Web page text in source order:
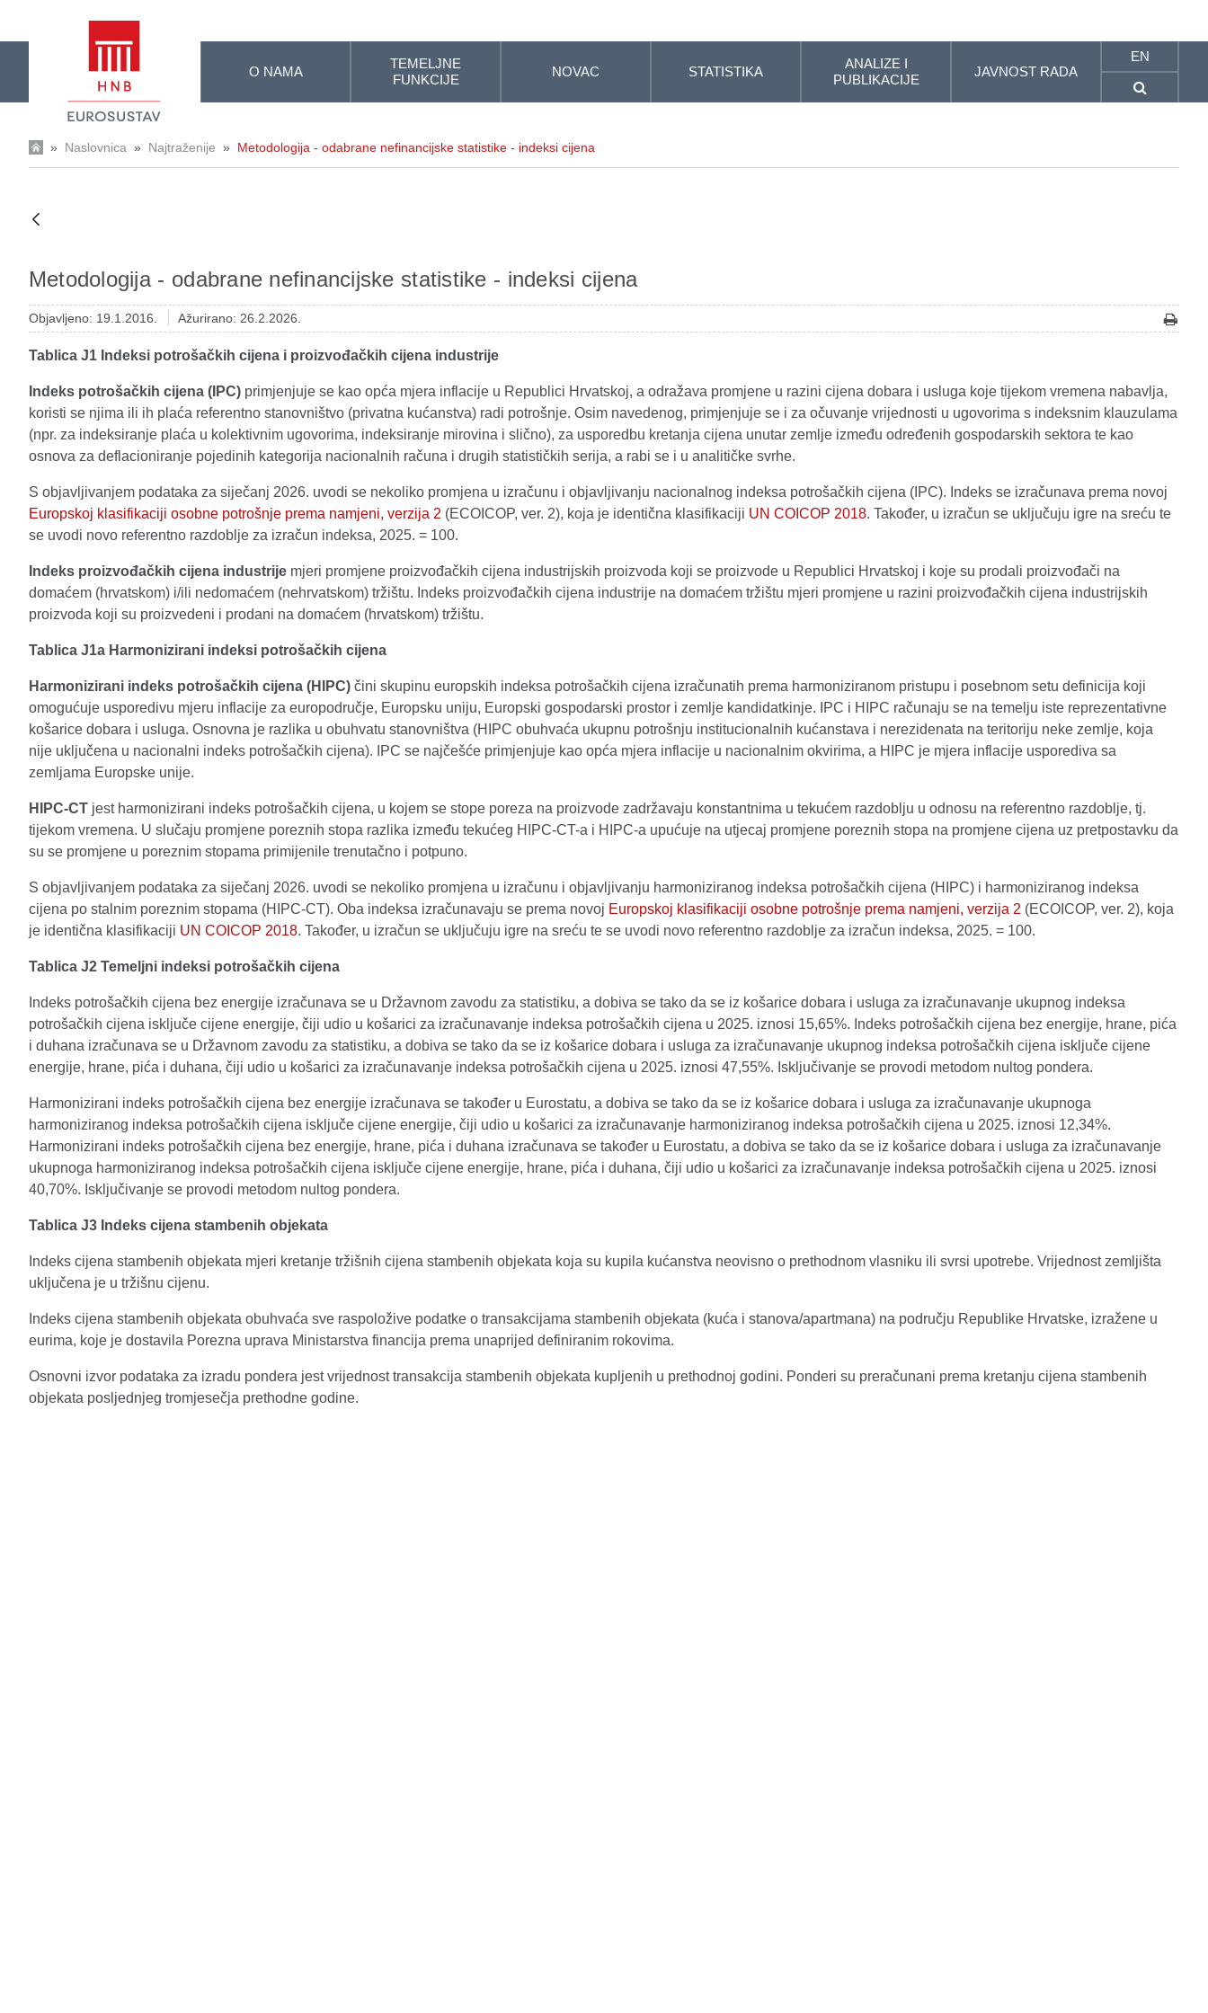
O NAMA
TEMELJNE
FUNKCIJE
NOVAC STATISTIKA
ANALIZE I
PUBLIKACIJE
JAVNOST RADA
EN
» Naslovnica » Najtraženije » Metodologija - odabrane nefinancijske statistike - indeksi cijena
Metodologija - odabrane nefinancijske statistike - indeksi cijena
Objavljeno: 19.1.2016. Ažurirano: 26.2.2026.
Tablica J1 Indeksi potrošačkih cijena i proizvođačkih cijena industrije
Indeks potrošačkih cijena (IPC) primjenjuje se kao opća mjera inflacije u Republici Hrvatskoj, a odražava promjene u razini cijena dobara i usluga koje tijekom vremena nabavlja,
koristi se njima ili ih plaća referentno stanovništvo (privatna kućanstva) radi potrošnje. Osim navedenog, primjenjuje se i za očuvanje vrijednosti u ugovorima s indeksnim klauzulama
(npr. za indeksiranje plaća u kolektivnim ugovorima, indeksiranje mirovina i slično), za usporedbu kretanja cijena unutar zemlje između određenih gospodarskih sektora te kao
osnova za deflacioniranje pojedinih kategorija nacionalnih računa i drugih statističkih serija, a rabi se i u analitičke svrhe.
S objavljivanjem podataka za siječanj 2026. uvodi se nekoliko promjena u izračunu i objavljivanju nacionalnog indeksa potrošačkih cijena (IPC). Indeks se izračunava prema novoj
Europskoj klasifikaciji osobne potrošnje prema namjeni, verzija 2 (ECOICOP, ver. 2), koja je identična klasifikaciji UN COICOP 2018. Također, u izračun se uključuju igre na sreću te
se uvodi novo referentno razdoblje za izračun indeksa, 2025. = 100.
Indeks proizvođačkih cijena industrije mjeri promjene proizvođačkih cijena industrijskih proizvoda koji se proizvode u Republici Hrvatskoj i koje su prodali proizvođači na
domaćem (hrvatskom) i/ili nedomaćem (nehrvatskom) tržištu. Indeks proizvođačkih cijena industrije na domaćem tržištu mjeri promjene u razini proizvođačkih cijena industrijskih
proizvoda koji su proizvedeni i prodani na domaćem (hrvatskom) tržištu.
Tablica J1a Harmonizirani indeksi potrošačkih cijena
Harmonizirani indeks potrošačkih cijena (HIPC) čini skupinu europskih indeksa potrošačkih cijena izračunatih prema harmoniziranom pristupu i posebnom setu definicija koji
omogućuje usporedivu mjeru inflacije za europodručje, Europsku uniju, Europski gospodarski prostor i zemlje kandidatkinje. IPC i HIPC računaju se na temelju iste reprezentativne
košarice dobara i usluga. Osnovna je razlika u obuhvatu stanovništva (HIPC obuhvaća ukupnu potrošnju institucionalnih kućanstava i nerezidenata na teritoriju neke zemlje, koja
nije uključena u nacionalni indeks potrošačkih cijena). IPC se najčešće primjenjuje kao opća mjera inflacije u nacionalnim okvirima, a HIPC je mjera inflacije usporediva sa
zemljama Europske unije.
HIPC-CT jest harmonizirani indeks potrošačkih cijena, u kojem se stope poreza na proizvode zadržavaju konstantnima u tekućem razdoblju u odnosu na referentno razdoblje, tj.
tijekom vremena. U slučaju promjene poreznih stopa razlika između tekućeg HIPC-CT-a i HIPC-a upućuje na utjecaj promjene poreznih stopa na promjene cijena uz pretpostavku da
su se promjene u poreznim stopama primijenile trenutačno i potpuno.
S objavljivanjem podataka za siječanj 2026. uvodi se nekoliko promjena u izračunu i objavljivanju harmoniziranog indeksa potrošačkih cijena (HIPC) i harmoniziranog indeksa
cijena po stalnim poreznim stopama (HIPC-CT). Oba indeksa izračunavaju se prema novoj Europskoj klasifikaciji osobne potrošnje prema namjeni, verzija 2 (ECOICOP, ver. 2), koja
je identična klasifikaciji UN COICOP 2018. Također, u izračun se uključuju igre na sreću te se uvodi novo referentno razdoblje za izračun indeksa, 2025. = 100.
Tablica J2 Temeljni indeksi potrošačkih cijena
Indeks potrošačkih cijena bez energije izračunava se u Državnom zavodu za statistiku, a dobiva se tako da se iz košarice dobara i usluga za izračunavanje ukupnog indeksa
potrošačkih cijena isključe cijene energije, čiji udio u košarici za izračunavanje indeksa potrošačkih cijena u 2025. iznosi 15,65%. Indeks potrošačkih cijena bez energije, hrane, pića
i duhana izračunava se u Državnom zavodu za statistiku, a dobiva se tako da se iz košarice dobara i usluga za izračunavanje ukupnog indeksa potrošačkih cijena isključe cijene
energije, hrane, pića i duhana, čiji udio u košarici za izračunavanje indeksa potrošačkih cijena u 2025. iznosi 47,55%. Isključivanje se provodi metodom nultog pondera.
Harmonizirani indeks potrošačkih cijena bez energije izračunava se također u Eurostatu, a dobiva se tako da se iz košarice dobara i usluga za izračunavanje ukupnoga
harmoniziranog indeksa potrošačkih cijena isključe cijene energije, čiji udio u košarici za izračunavanje harmoniziranog indeksa potrošačkih cijena u 2025. iznosi 12,34%.
Harmonizirani indeks potrošačkih cijena bez energije, hrane, pića i duhana izračunava se također u Eurostatu, a dobiva se tako da se iz košarice dobara i usluga za izračunavanje
ukupnoga harmoniziranog indeksa potrošačkih cijena isključe cijene energije, hrane, pića i duhana, čiji udio u košarici za izračunavanje indeksa potrošačkih cijena u 2025. iznosi
40,70%. Isključivanje se provodi metodom nultog pondera.
Tablica J3 Indeks cijena stambenih objekata
Indeks cijena stambenih objekata mjeri kretanje tržišnih cijena stambenih objekata koja su kupila kućanstva neovisno o prethodnom vlasniku ili svrsi upotrebe. Vrijednost zemljišta
uključena je u tržišnu cijenu.
Indeks cijena stambenih objekata obuhvaća sve raspoložive podatke o transakcijama stambenih objekata (kuća i stanova/apartmana) na području Republike Hrvatske, izražene u
eurima, koje je dostavila Porezna uprava Ministarstva financija prema unaprijed definiranim rokovima.
Osnovni izvor podataka za izradu pondera jest vrijednost transakcija stambenih objekata kupljenih u prethodnoj godini. Ponderi su preračunani prema kretanju cijena stambenih
objekata posljednjeg tromjesečja prethodne godine.